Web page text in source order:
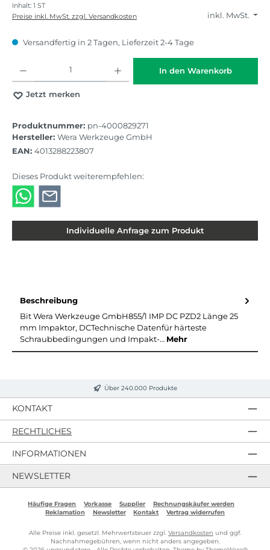
Inhalt: 1 ST
inkl. MwSt.
Preise inkl. MwSt. zzgl. Versandkosten
Versandfertig in 2 Tagen, Lieferzeit 2-4 Tage
In den Warenkorb
Jetzt merken
Produktnummer: pn-4000829271
Hersteller: Wera Werkzeuge GmbH
EAN: 4013288223807
Dieses Produkt weiterempfehlen:
Individuelle Anfrage zum Produkt
Beschreibung
Bit Wera Werkzeuge GmbH855/1 IMP DC PZD2 Länge 25
mm Impaktor, DCTechnische Datenfür härteste
Schraubbedingungen und Impakt-… Mehr
Über 240.000 Produkte
KONTAKT
RECHTLICHES
INFORMATIONEN
NEWSLETTER
Häufige Fragen Vorkasse Supplier
Rechnungskäufer werden
Reklamation
Newsletter Kontakt Vertrag widerrufen
Alle Preise inkl. gesetzl. Mehrwertsteuer zzgl. Versandkosten und ggf.
Nachnahmegebühren, wenn nicht anders angegeben.